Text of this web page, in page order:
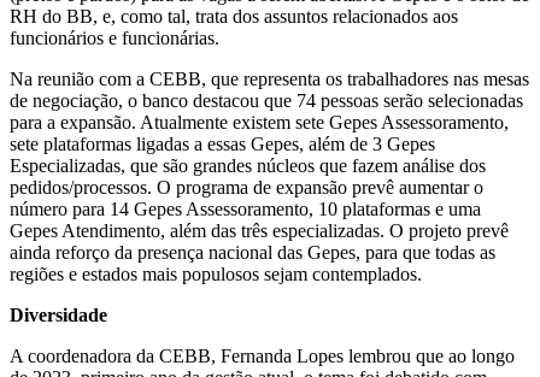
RH do BB, e, como tal, trata dos assuntos relacionados aos
funcionários e funcionárias.
Na reunião com a CEBB, que representa os trabalhadores nas mesas
de negociação, o banco destacou que 74 pessoas serão selecionadas
para a expansão. Atualmente existem sete Gepes Assessoramento,
sete plataformas ligadas a essas Gepes, além de 3 Gepes
Especializadas, que são grandes núcleos que fazem análise dos
pedidos/processos. O programa de expansão prevê aumentar o
número para 14 Gepes Assessoramento, 10 plataformas e uma
Gepes Atendimento, além das três especializadas. O projeto prevê
ainda reforço da presença nacional das Gepes, para que todas as
regiões e estados mais populosos sejam contemplados.
Diversidade
A coordenadora da CEBB, Fernanda Lopes lembrou que ao longo